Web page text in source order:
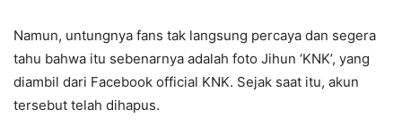
Namun, untungnya fans tak langsung percaya dan segera
tahu bahwa itu sebenarnya adalah foto Jihun ‘KNK’, yang
diambil dari Facebook official KNK. Sejak saat itu, akun
tersebut telah dihapus.